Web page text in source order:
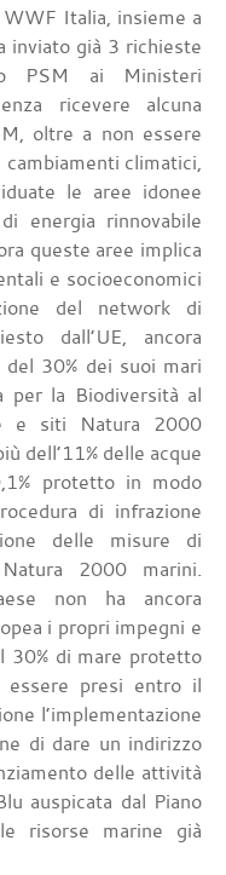
Italia, insieme a
inviato già 3 richieste
PSM ai Ministeri
ricevere alcuna
oltre a non essere
climatici,
le aree idonee
energia rinnovabile
queste aree implica
e socioeconomici
del network di
dall’UE, ancora
30% dei suoi mari
per la Biodiversità al
e siti Natura 2000
dell’11% delle acque
protetto in modo
di infrazione
delle misure di
2000 marini.
non ha ancora
i propri impegni e
30% di mare protetto
essere presi entro il
l’implementazione
di dare un indirizzo
delle attività
auspicata dal Piano
risorse marine già